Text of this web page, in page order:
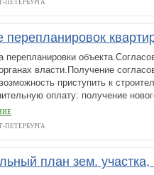
ПЕТЕРБУРГА
перепланировок
перепланировки
власти.Получение
приступить к
оплату: получение
ПЕТЕРБУРГА
план зем.